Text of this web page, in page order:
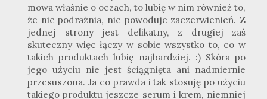
mowa właśnie o oczach, to lubię w nim również to,
że nie podrażnia, nie powoduje zaczerwienień. Z
jednej strony jest delikatny, z drugiej zaś
skuteczny więc łączy w sobie wszystko to, co w
takich produktach lubię najbardziej. :) Skóra po
jego użyciu nie jest ściągnięta ani nadmiernie
przesuszona. Ja co prawda i tak stosuję po użyciu
takiego produktu jeszcze serum i krem, niemniej